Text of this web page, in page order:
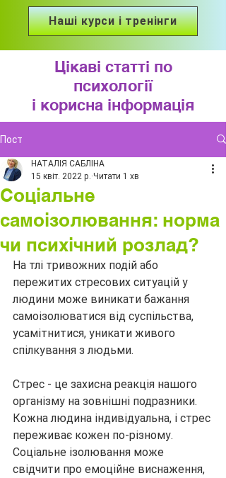
Наші курси і тренінги
Цікаві статті по
психології
і корисна інформація
Пост
Соціальне
самоізолювання: норма
чи психічний розлад?
НАТАЛІЯ САБЛІНА
15 квіт. 2022 р. Читати 1 хв
На тлі тривожних подій або
пережитих стресових ситуацій у
людини може виникати бажання
самоізолюватися від суспільства,
усамітнитися, уникати живого
спілкування з людьми.
Стрес - це захисна реакція нашого
організму на зовнішні подразники.
Кожна людина індивідуальна, і стрес
переживає кожен по-різному.
Соціальне ізолювання може
свідчити про емоційне виснаження,